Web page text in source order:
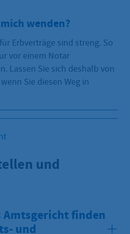
wenden?
Erbverträge sind streng. So
vor einem Notar
Lassen Sie sich deshalb von
Sie diesen Weg in
und
Amtsgericht finden
und